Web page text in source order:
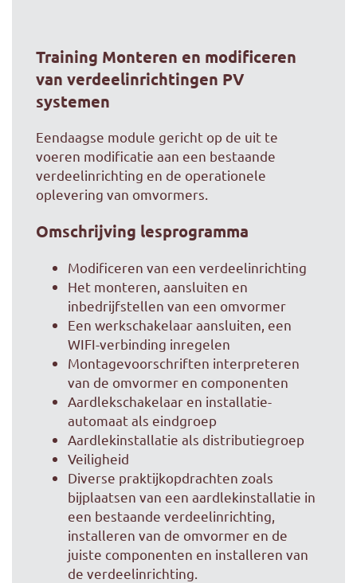
Training Monteren en modificeren
van verdeelinrichtingen PV
systemen
Eendaagse module gericht op de uit te
voeren modificatie aan een bestaande
verdeelinrichting en de operationele
oplevering van omvormers.
Omschrijving lesprogramma
Modificeren van een verdeelinrichting
Het monteren, aansluiten en
inbedrijfstellen van een omvormer
Een werkschakelaar aansluiten, een
WIFI-verbinding inregelen
Montagevoorschriften interpreteren
van de omvormer en componenten
Aardlekschakelaar en installatie-
automaat als eindgroep
Aardlekinstallatie als distributiegroep
Veiligheid
Diverse praktijkopdrachten zoals
bijplaatsen van een aardlekinstallatie in
een bestaande verdeelinrichting,
installeren van de omvormer en de
juiste componenten en installeren van
de verdeelinrichting.